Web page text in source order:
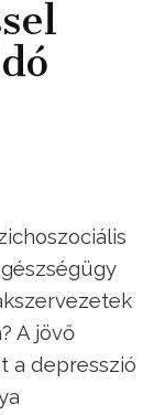
A jövő
a depresszió